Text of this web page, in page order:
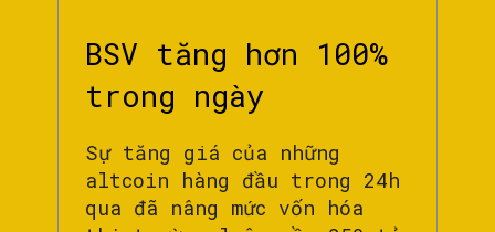
BSV tăng hơn 100%
trong ngày
Sự tăng giá của những
altcoin hàng đầu trong 24h
qua đã nâng mức vốn hóa